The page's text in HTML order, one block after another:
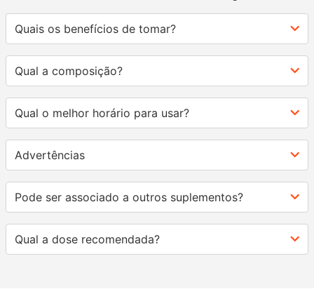
Quais os benefícios de tomar?
Qual a composição?
Qual o melhor horário para usar?
Advertências
Pode ser associado a outros suplementos?
Qual a dose recomendada?